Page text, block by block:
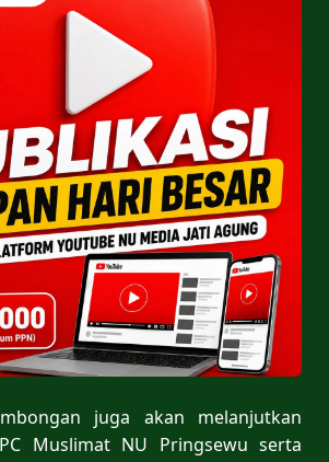
juga akan melanjutkan
Muslimat NU Pringsewu serta